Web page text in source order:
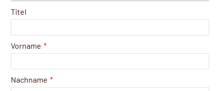
Titel
Vorname *
Nachname *